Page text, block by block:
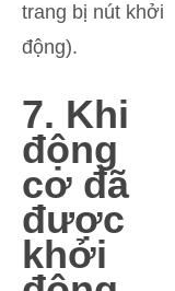
trang bị nút khởi
động).
7. Khi
động
cơ đã
được
khởi